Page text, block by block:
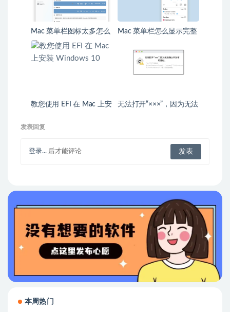
Mac 菜单栏图标太多怎么
办？Bartender 6 与免费整
理方案
Mac 菜单栏怎么显示完整
教您使用 EFI 在 Mac 上安
无法打开“×××”，因为无法
发表回复
登录... 后才能评论
本周热门